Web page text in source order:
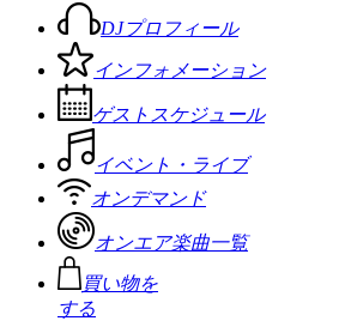
DJプロフィール
インフォメーション
ゲストスケジュール
イベント・ライブ
オンデマンド
オンエア楽曲一覧
買い物を
する